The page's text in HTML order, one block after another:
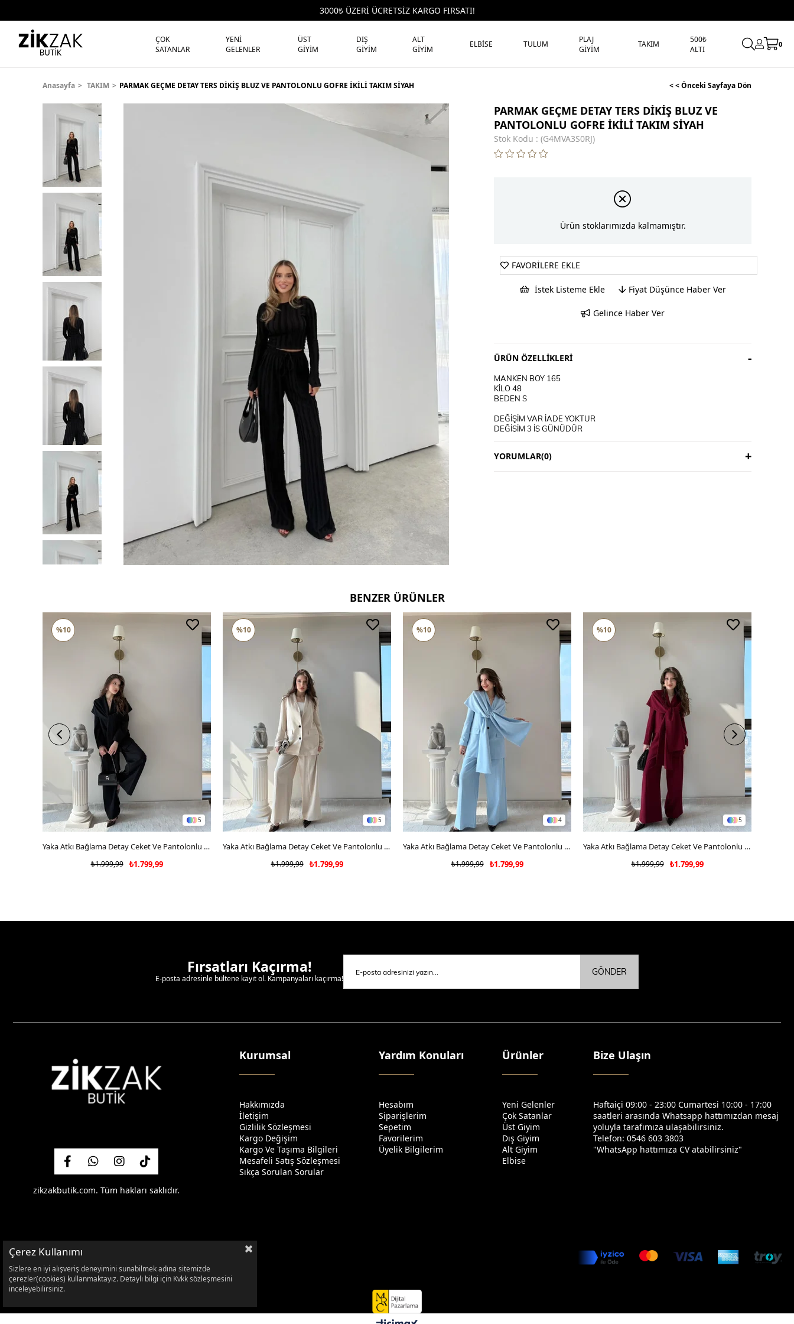
3000₺ ÜZERİ ÜCRETSİZ KARGO FIRSATI!
ÇOK
SATANLAR
YENİ
GELENLER
ÜST
GİYİM
DIŞ
GİYİM
ALT
GİYİM
ELBİSE TULUM
PLAJ
GİYİM
TAKIM
500₺
ALTI
0
Anasayfa TAKIM PARMAK GEÇME DETAY TERS DİKİŞ BLUZ VE PANTOLONLU GOFRE İKİLİ TAKIM SİYAH < < Önceki Sayfaya Dön
PARMAK GEÇME DETAY TERS DİKİŞ BLUZ VE
PANTOLONLU GOFRE İKİLİ TAKIM SİYAH
Stok Kodu (G4MVA3S0RJ)
Ürün stoklarımızda kalmamıştır.
FAVORILERE EKLE
İstek Listeme Ekle Fiyat Düşünce Haber Ver
Gelince Haber Ver
ÜRÜN ÖZELLIKLERI
MANKEN BOY 165
KİLO 48
BEDEN S
DEĞİŞİM VAR İADE YOKTUR
DEĞİŞİM 3 İŞ GÜNÜDÜR
KULLANIM TALİMATI
YORUMLAR(0)
BENZER ÜRÜNLER
5
SEPETE EKLE
Yaka Atkı Bağlama Detay Ceket Ve Pantolonlu Double Kumaş İkili Takım Siyah 2117
₺1.799,99
₺1.999,99
%10
5
SEPETE EKLE
Yaka Atkı Bağlama Detay Ceket Ve Pantolonlu Double Kumaş İkili Takım Bej 2117
₺1.799,99
₺1.999,99
%10
4
SEPETE EKLE
Yaka Atkı Bağlama Detay Ceket Ve Pantolonlu Double Kumaş İkili Takım Mavi 2117
₺1.799,99
₺1.999,99
%10
5
SEPETE EKLE
Yaka Atkı Bağlama Detay Ceket Ve Pantolonlu Double Kumaş İkili Takım Bordo 2117
₺1.799,99
₺1.999,99
%10
Fırsatları Kaçırma!
E-posta adresinle bültene kayıt ol. Kampanyaları kaçırma!
GÖNDER
zikzakbutik.com. Tüm hakları saklıdır.
Kurumsal
Hakkımızda
İletişim
Gizlilik Sözleşmesi
Kargo Değişim
Kargo Ve Taşıma Bilgileri
Mesafeli Satış Sözleşmesi
Sıkça Sorulan Sorular
Yardım Konuları
Hesabım
Siparişlerim
Sepetim
Favorilerim
Üyelik Bilgilerim
Ürünler
Yeni Gelenler
Çok Satanlar
Üst Giyim
Dış Giyim
Alt Giyim
Elbise
Bize Ulaşın
Haftaiçi 09:00 - 23:00 Cumartesi 10:00 - 17:00
saatleri arasında Whatsapp hattımızdan mesaj
yoluyla tarafımıza ulaşabilirsiniz.
Telefon: 0546 603 3803
"WhatsApp hattımıza CV atabilirsiniz"
Çerez Kullanımı
Sizlere en iyi alışveriş deneyimini sunabilmek adına sitemizde
çerezler(cookies) kullanmaktayız. Detaylı bilgi için Kvkk sözleşmesini
inceleyebilirsiniz.